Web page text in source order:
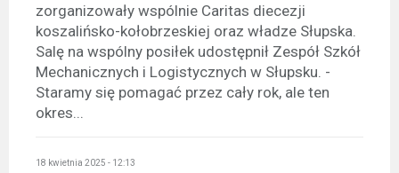
zorganizowały wspólnie Caritas diecezji
koszalińsko-kołobrzeskiej oraz władze Słupska.
Salę na wspólny posiłek udostępnił Zespół Szkół
Mechanicznych i Logistycznych w Słupsku. -
Staramy się pomagać przez cały rok, ale ten
okres...
18 kwietnia 2025 - 12:13